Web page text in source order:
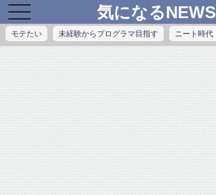
toggle
navigation
気になるNEWS
モテたい 未経験からプログラマ目指す ニート時代